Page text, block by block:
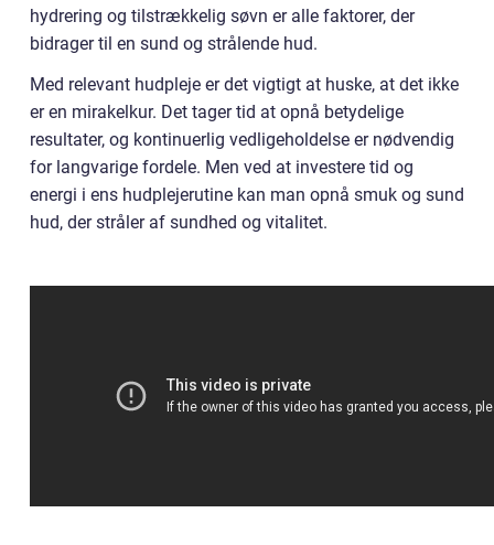
hydrering og tilstrækkelig søvn er alle faktorer, der
bidrager til en sund og strålende hud.
Med relevant hudpleje er det vigtigt at huske, at det ikke
er en mirakelkur. Det tager tid at opnå betydelige
resultater, og kontinuerlig vedligeholdelse er nødvendig
for langvarige fordele. Men ved at investere tid og
energi i ens hudplejerutine kan man opnå smuk og sund
hud, der stråler af sundhed og vitalitet.